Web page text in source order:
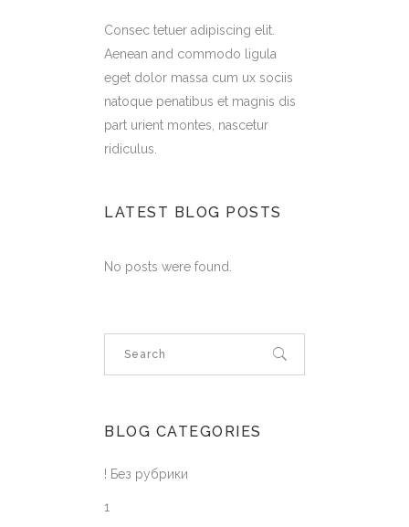
Consec tetuer adipiscing elit.
Aenean and commodo ligula
eget dolor massa cum ux sociis
natoque penatibus et magnis dis
part urient montes, nascetur
ridiculus.
LATEST BLOG POSTS
No posts were found.
BLOG CATEGORIES
! Без рубрики
1